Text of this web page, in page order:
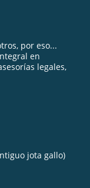
por eso...
en
legales,
jota gallo)